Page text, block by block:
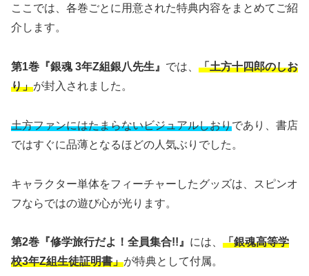
ここでは、各巻ごとに用意された特典内容をまとめてご紹
介します。
第1巻『銀魂 3年Z組銀八先生』 では、 「土方十四郎のしお
り」が封入されました。
土方ファンにはたまらないビジュアルしおりであり、書店
ではすぐに品薄となるほどの人気ぶりでした。
キャラクター単体をフィーチャーしたグッズは、スピンオ
フならではの遊び心が光ります。
第2巻『修学旅行だよ！全員集合!!』 には、 「銀魂高等学
校3年Z組生徒証明書」が特典として付属。